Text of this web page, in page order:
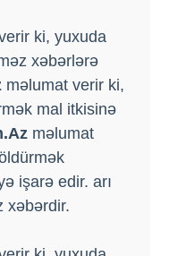
ki, yuxuda
xəbərlərə
məlumat verir ki,
mal itkisinə
məlumat
işarə edir. arı
xəbərdir.